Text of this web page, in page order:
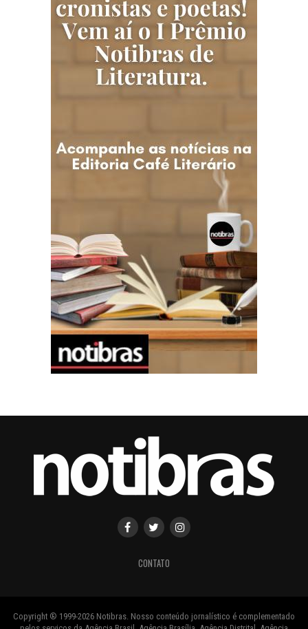
CONTATO
Copyright ® 1999-2026 Notibras. Nosso conteúdo jornalístico é complementado